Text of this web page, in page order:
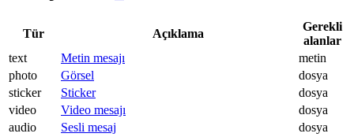
Tür Açıklama
Gerekli
alanlar
text
Metin mesajı
metin
photo
Görsel
dosya
sticker
Sticker
dosya
video
Video mesajı
dosya
audio
Sesli mesaj dosya